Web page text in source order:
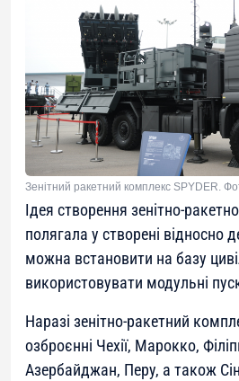
Зенітний ракетний комплекс SPYDER.
Ідея створення зенітно-
полягала у створені відносно
можна встановити на базу
використовувати модульні
Наразі зенітно-ракетний
озброєнні Чехії, Марокко,
Азербайджан, Перу, а також